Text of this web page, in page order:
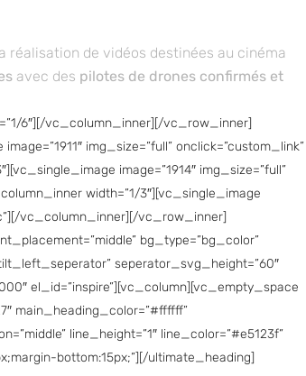
réalisation de vidéos destinées au cinéma
avec des pilotes de drones confirmés et
6″][/vc_column_inner][/vc_row_inner]
img_size=”full” onclick=”custom_link”
image=”1914″ img_size=”full”
width=”1/3″][vc_single_image
vc_column_inner][/vc_row_inner]
bg_type=”bg_color”
seperator_svg_height=”60″
el_id=”inspire”][vc_column][vc_empty_space
main_heading_color=”#ffffff”
line_height=”1″ line_color=”#e5123f”
bottom:15px;”][/ultimate_heading]